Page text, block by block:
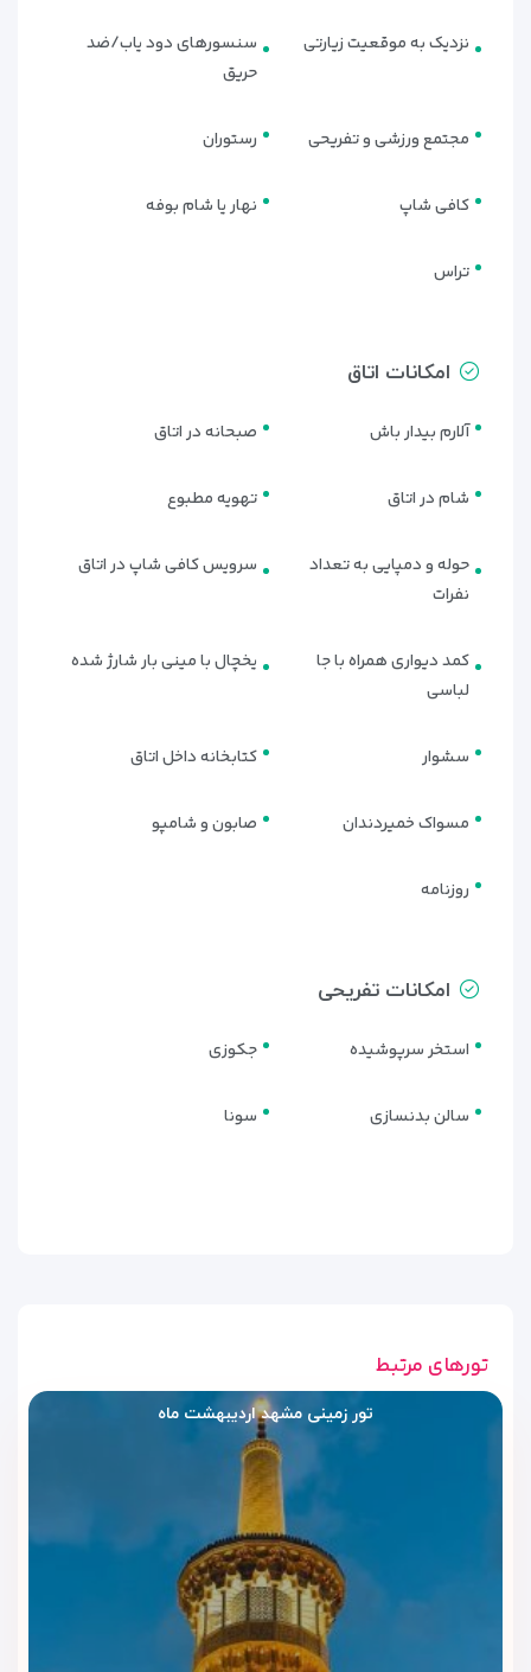
هتل پارس مشهد در یکی از بهترین مناطق شهر واقع شده که
به‌دور از شلوغی اطراف حرم اما در نزدیکی بسیاری از مراکز مهم
مزایای اقامت در هتل پارس مشهد
اقامت در یکی از بهترین مناطق مشهد
مناسب برای سفرهای کاری، نمایشگاهی و خانوادگی
پشتیبانی کامل و خدمات حرفه‌ای ویداگشت در تمام طول سفر
نکات مهم برای رزرو هتل پارس
مشهد با ویداگشت
🛎 رزرو به‌همراه خدمات تور، ترانسفر فرودگاهی و گشت شهری
🛏 انتخاب نوع اتاق با توجه به ظرفیت و بودجه شما
مقدس مشهد است؛ به‌ویژه برای مسافرانی که به‌دنبال آرامش،
تجربه‌ای خاص در شهری زیارتی-تفریحی مانند مشهد هستید،
نزدیک به موقعیت زیارتی
سنسورهای دود یاب/ضد
حریق
مجتمع ورزشی و تفریحی رستوران
کافی شاپ نهار یا شام بوفه
تراس
امکانات اتاق
آلارم بیدار باش صبحانه در اتاق
شام در اتاق تهویه مطبوع
حوله و دمپایی به تعداد
نفرات
سرویس کافی شاپ در اتاق
کمد دیواری همراه با جا
لباسی
یخچال با مینی بار شارژ شده
سشوار کتابخانه داخل اتاق
مسواک خمیردندان صابون و شامپو
روزنامه
امکانات تفریحی
استخر سرپوشیده جکوزی
سالن بدنسازی سونا
تورهای مرتبط
تور زمینی مشهد اردیبهشت ماه